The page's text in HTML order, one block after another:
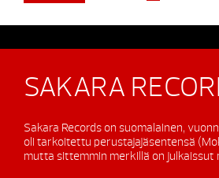
SAKARA
Sakara Records on suomalainen,
oli tarkoitettu perustajajäsentensä
mutta sittemmin merkillä on julkaissut